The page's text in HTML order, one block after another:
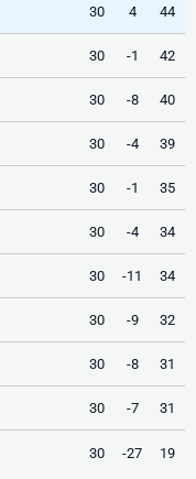
30 4 44
30 -1 42
30 -8 40
30 -4 39
30 -1 35
30 -4 34
30 -11 34
30 -9 32
30 -8 31
30 -7 31
30 -27 19